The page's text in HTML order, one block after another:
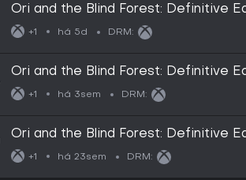
Ori and the Blind Forest: Definitive
+1 há 5d DRM:
Ori and the Blind Forest: Definitive
+1 há 3sem DRM:
Ori and the Blind Forest: Definitive
+1 há 23sem DRM: